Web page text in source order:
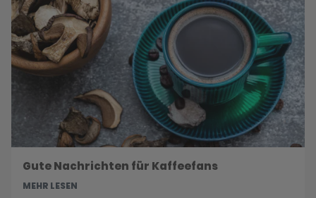
Gute Nachrichten für Kaffeefans
MEHR LESEN